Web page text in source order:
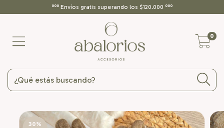
ººº Envíos gratis superando los $120.000 ººº
0
30%